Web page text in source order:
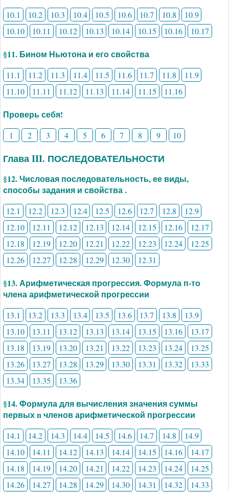
10.1 10.2 10.3 10.4 10.5 10.6 10.7 10.8
10.9
10.10
10.11 10.12 10.13 10.14 10.15 10.16 10.17
§11. Бином Ньютона и его свойства
11.1 11.2 11.3 11.4 11.5 11.6 11.7 11.8
11.9
11.10
11.11 11.12 11.13 11.14 11.15 11.16
Проверь себя!
1 2 3 4 5 6 7 8 9 10
Глава III. ПОСЛЕДОВАТЕЛЬНОСТИ
§12. Числовая последовательность, ее виды,
способы задания и свойства .
12.1 12.2 12.3 12.4 12.5 12.6 12.7 12.8
12.9
12.10
12.11 12.12 12.13 12.14 12.15 12.16
12.17
12.18
12.19 12.20 12.21 12.22 12.23 12.24
12.25
12.26
12.27 12.28 12.29 12.30 12.31
§13. Арифметическая прогрессия. Формула п-то
члена арифметической прогрессии
13.1 13.2 13.3 13.4 13.5 13.6 13.7 13.8
13.9
13.10
13.11 13.12 13.13 13.14 13.15 13.16
13.17
13.18
13.19 13.20 13.21 13.22 13.23 13.24
13.25
13.26
13.27 13.28 13.29 13.30 13.31 13.32
13.33
13.34
13.35 13.36
§14. Формула для вычисления значения суммы
первых n членов арифметической прогрессии
14.1 14.2 14.3 14.4 14.5 14.6 14.7 14.8
14.9
14.10
14.11 14.12 14.13 14.14 14.15 14.16
14.17
14.18
14.19 14.20 14.21 14.22 14.23 14.24
14.25
14.26
14.27 14.28 14.29 14.30 14.31 14.32 14.33